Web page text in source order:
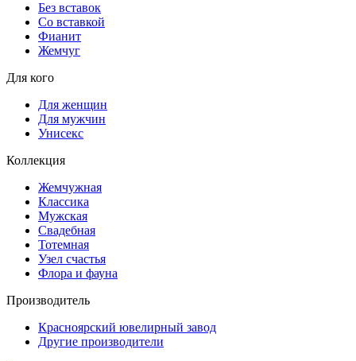
Без вставок
Со вставкой
Фианит
Жемчуг
Для кого
Для женщин
Для мужчин
Унисекс
Коллекция
Жемчужная
Классика
Мужская
Свадебная
Тотемная
Узел счастья
Флора и фауна
Производитель
Красноярский ювелирный завод
Другие производители